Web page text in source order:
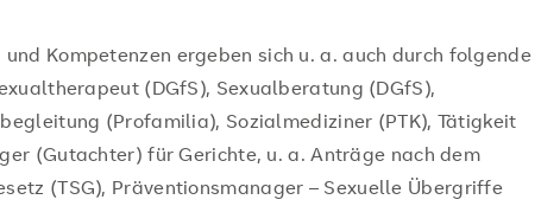
Kompetenzen ergeben sich u. a. auch durch folgende
(DGfS), Sexualberatung (DGfS),
(Profamilia), Sozialmediziner (PTK), Tätigkeit
(Gutachter) für Gerichte, u. a. Anträge nach dem
(TSG), Präventionsmanager – Sexuelle Übergriffe